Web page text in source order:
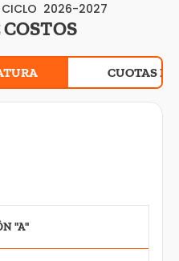
CICLO 2026-2027
CUOTAS
"A"